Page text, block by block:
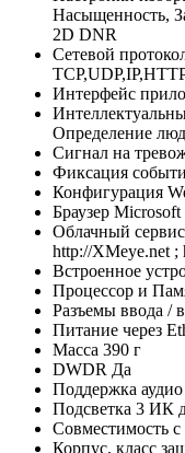
Насыщенность,
2D DNR
Сетевой
Интерфейс
Определение
Сигнал на
Фиксация
Конфигурация
Браузер Microsoft
Облачный
http://XMeye.net ;
Встроенное
Процессор и
Разъемы ввода /
Питание через
Масса 390 г
DWDR Да
Поддержка аудио
Подсветка 3 ИК
Совместимость
Корпус, класс